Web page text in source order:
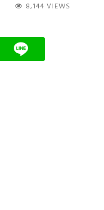
8,144 VIEWS